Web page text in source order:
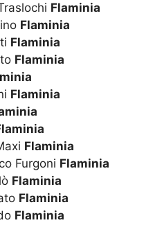
Flaminia
Flaminia
Flaminia
Flaminia
Flaminia
Flaminia
Furgoni Flaminia
Flaminia
Flaminia
Flaminia